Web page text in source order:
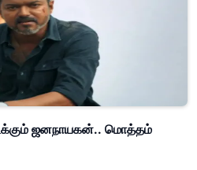
ஜனநாயகன்.. மொத்தம்